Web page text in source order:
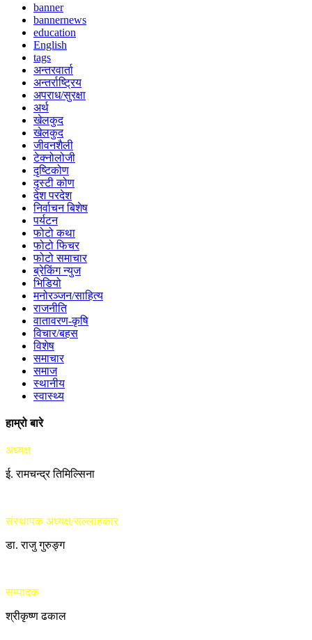
banner
bannernews
education
English
tags
अन्तरवार्ता
अन्तर्राष्ट्रिय
अपराध/सुरक्षा
अर्थ
खेलकुद
खेलकुद
जीवनशैली
टेक्नोलोजी
दृष्टिकोण
दृस्टी कोण
देश परदेश
निर्वाचन बिशेष
पर्यटन
फोटो कथा
फोटो फिचर
फोटो समाचार
ब्रेकिंग न्युज
भिडियो
मनोरञ्जन/साहित्य
राजनीति
वातावरण-कृषि
विचार/बहस
विशेष
समाचार
समाज
स्थानीय
स्वास्थ्य
हाम्रो बारे
अध्यक्ष
ई. रामचन्द्र तिमिल्सिना
संस्थापक अध्यक्ष/सल्लाहकार
डा. राजु गुरुङ्ग
सम्पादक
श्रीकृष्ण ढकाल